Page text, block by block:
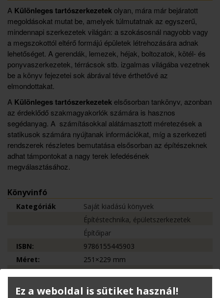
A Különleges tartószerkezetekolyan, mára már bejáratott
megoldásokat mutat be, amelyek túlmutatnak az egyszerű,
mindennapi szerkezetek világán: a szokásosnál nagyobb vagy
a megszokottól eltérő formájú épületek létrehozására adnak
lehetőséget. A gerendák, lemezek, héjak, boltozatok, kötél- és
ponyvaszerkezetek, térrácsok stb. izgalmas világába vezetnek
be a könyv fejezetei sok ábrával téve érthetővé az
elmondottakat.
A Különleges tartószerkezetek elsősorban tankönyv, azonban
az érdeklődő szakmagyakorlók számára is hasznos
segédanyag. A számításokkal alátámasztott méretezések a
statikusok számára nyújtanak információkat, míg a szerkezeti
rendszerek részletes bemutatása elsősorban az építészeknek
adhat támpontokat a nagy terek lefedésének
megválasztásához.
Könyvinfó
Kategóriák
Saját kiadású könyvek
Építéstechnika, épületszerkezetek
Építőipar
ISBN:
9786155445903
Méret:
251×229 mm
Kiadó:
TERC Kft.
Ez a weboldal is sütiket használ!